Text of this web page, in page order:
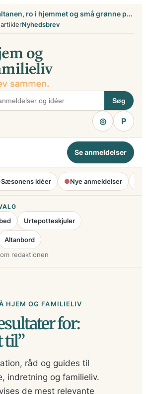
Forår på altanen, ro i hjemmet og små grønne projekter
Nyhedsbrev
Søg
◎ P
Se anmeldelser
Sæsonens idéer ●Nye anmeldelser
Urtepotteskjuler
Altanbord
redaktionen
HJEM OG FAMILIELIV
for:
til”
råd og guides til
indretning og familieliv.
de mest relevante